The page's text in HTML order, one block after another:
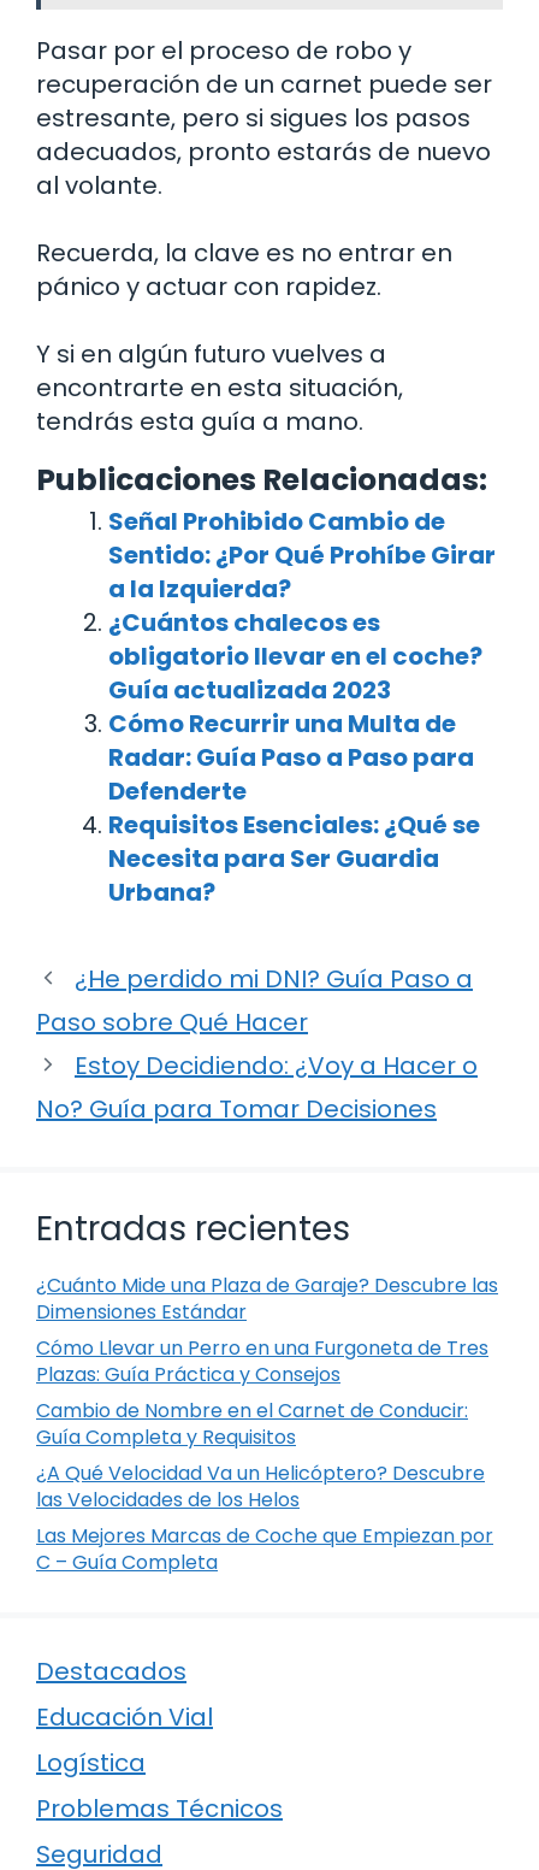
Pasar por el proceso de robo y
recuperación de un carnet puede ser
estresante, pero si sigues los pasos
adecuados, pronto estarás de nuevo
al volante.
Recuerda, la clave es no entrar en
pánico y actuar con rapidez.
Y si en algún futuro vuelves a
encontrarte en esta situación,
tendrás esta guía a mano.
Publicaciones Relacionadas:
Señal Prohibido Cambio de
Sentido: ¿Por Qué Prohíbe Girar
a la Izquierda?
¿Cuántos chalecos es
obligatorio llevar en el coche?
Guía actualizada 2023
Cómo Recurrir una Multa de
Radar: Guía Paso a Paso para
Defenderte
Requisitos Esenciales: ¿Qué se
Necesita para Ser Guardia
Urbana?
¿He perdido mi DNI? Guía Paso a
Paso sobre Qué Hacer
Estoy Decidiendo: ¿Voy a Hacer o
No? Guía para Tomar Decisiones
Entradas recientes
¿Cuánto Mide una Plaza de Garaje? Descubre las
Dimensiones Estándar
Cómo Llevar un Perro en una Furgoneta de Tres
Plazas: Guía Práctica y Consejos
Cambio de Nombre en el Carnet de Conducir:
Guía Completa y Requisitos
¿A Qué Velocidad Va un Helicóptero? Descubre
las Velocidades de los Helos
Las Mejores Marcas de Coche que Empiezan por
C – Guía Completa
Destacados
Educación Vial
Logística
Problemas Técnicos
Seguridad